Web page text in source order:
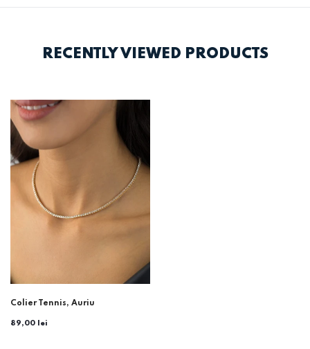
RECENTLY VIEWED PRODUCTS
Colier Tennis, Auriu
89,00 lei